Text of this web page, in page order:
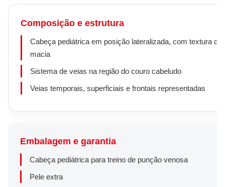
Composição e estrutura
Cabeça pediátrica em posição lateralizada, com textura de
macia
Sistema de veias na região do couro cabeludo
Veias temporais, superficiais e frontais representadas
Embalagem e garantia
Cabeça pediátrica para treino de punção venosa
Pele extra